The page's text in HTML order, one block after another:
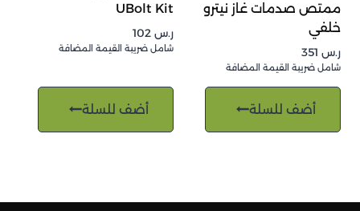
ممتص صدمات غاز نيترو
خلفي
ر.س
شامل ضريبة القيمة المضافة
أضف للسلة
UBolt Kit
ر.س
شامل ضريبة القيمة المضافة
أضف للسلة